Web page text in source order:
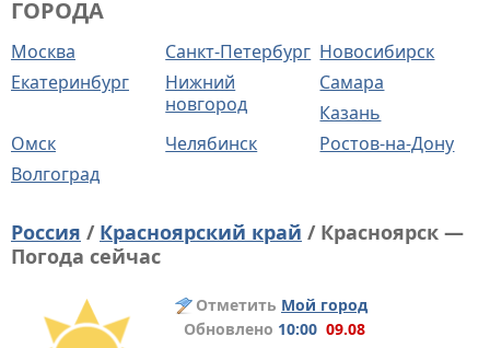
ГОРОДА
Москва Санкт-Петербург Новосибирск
Екатеринбург
Нижний
новгород
Самара
Казань
Омск
Челябинск
Ростов-на-Дону
Волгоград
Россия / Красноярский край / Красноярск —
Погода сейчас
Отметить Мой город
Обновлено 10:00 09.08